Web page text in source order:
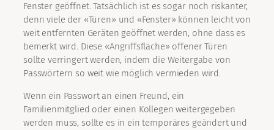
Fenster geöffnet. Tatsächlich ist es sogar noch riskanter,
denn viele der «Türen» und «Fenster» können leicht von
weit entfernten Geräten geöffnet werden, ohne dass es
bemerkt wird. Diese «Angriffsfläche» offener Türen
sollte verringert werden, indem die Weitergabe von
Passwörtern so weit wie möglich vermieden wird.
Wenn ein Passwort an einen Freund, ein
Familienmitglied oder einen Kollegen weitergegeben
werden muss, sollte es in ein temporäres geändert und